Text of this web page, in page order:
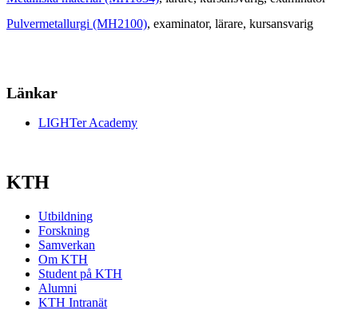
Pulvermetallurgi (MH2100), examinator, lärare, kursansvarig
Länkar
LIGHTer Academy
KTH
Utbildning
Forskning
Samverkan
Om KTH
Student på KTH
Alumni
KTH Intranät